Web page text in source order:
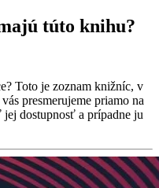
túto knihu?
Toto je zoznam knižníc, v
presmerujeme priamo na
dostupnosť a prípadne ju